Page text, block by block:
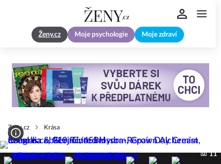
Ženy.cz Moje psychologie Moje zdraví
Zeny.cz Krása
11